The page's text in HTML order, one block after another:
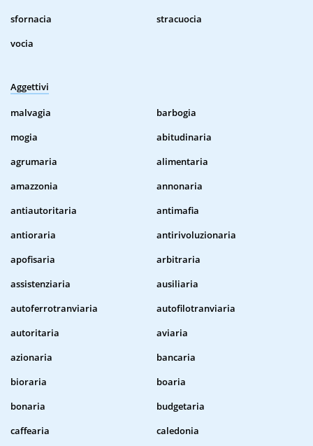
sfornacia
stracuocia
vocia
Aggettivi
malvagia
barbogia
mogia
abitudinaria
agrumaria
alimentaria
amazzonia
annonaria
antiautoritaria
antimafia
antioraria
antirivoluzionaria
apofisaria
arbitraria
assistenziaria
ausiliaria
autoferrotranviaria
autofilotranviaria
autoritaria
aviaria
azionaria
bancaria
bioraria
boaria
bonaria
budgetaria
caffearia
caledonia